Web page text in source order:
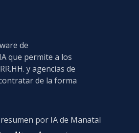
de
que permite a los
y agencias de
de la forma
por IA de Manatal